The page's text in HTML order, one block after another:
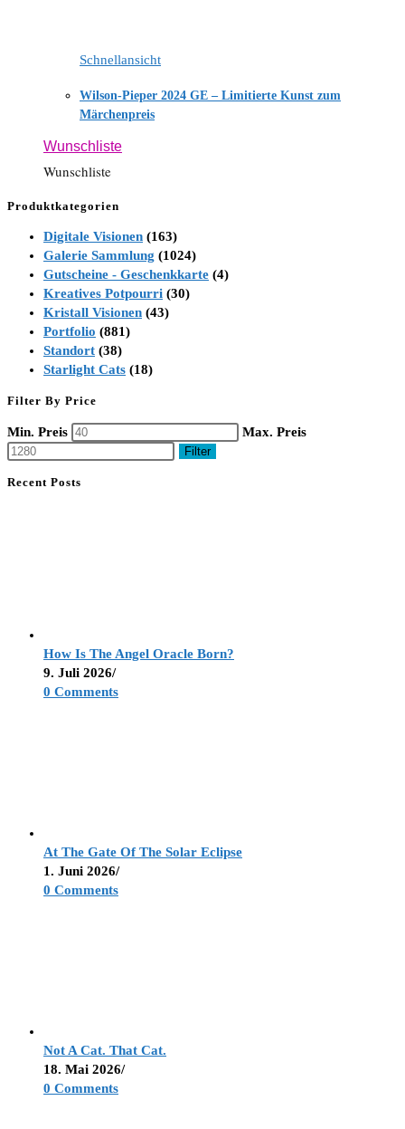
Schnellansicht
Wilson-Pieper 2024 GE – Limitierte Kunst zum
Märchenpreis
Wunschliste
Wunschliste
Produktkategorien
Digitale Visionen (163)
Galerie Sammlung (1024)
Gutscheine - Geschenkkarte (4)
Kreatives Potpourri (30)
Kristall Visionen (43)
Portfolio (881)
Standort (38)
Starlight Cats (18)
Filter By Price
Min. Preis Max. Preis
Filter
Recent Posts
How Is The Angel Oracle Born?
9. Juli 2026/
0 Comments
At The Gate Of The Solar Eclipse
1. Juni 2026/
0 Comments
Not A Cat. That Cat.
18. Mai 2026/
0 Comments